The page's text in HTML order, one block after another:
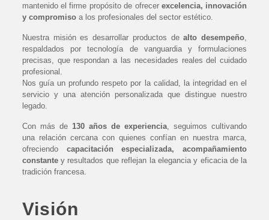
mantenido el firme propósito de ofrecer excelencia, innovación
y compromisoa los profesionales del sector estético.
Nuestra misión es desarrollar productos dealto desempeño,
respaldados por tecnología de vanguardia y formulaciones
precisas, que respondan a las necesidades reales del cuidado
profesional.
Nos guía un profundo respeto por la calidad, la integridad en el
servicio y una atención personalizada que distingue nuestro
legado.
Con más de 130 años de experiencia, seguimos cultivando
una relación cercana con quienes confían en nuestra marca,
ofreciendo capacitación especializada, acompañamiento
constantey resultados que reflejan la elegancia y eficacia de la
tradición francesa.
Visión